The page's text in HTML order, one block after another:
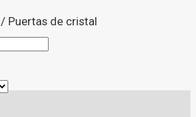
/ Puertas de cristal